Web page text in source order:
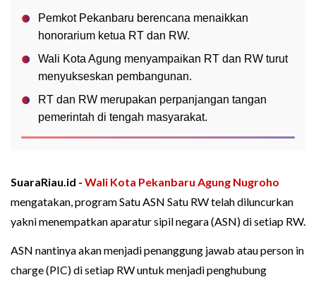
Pemkot Pekanbaru berencana menaikkan
honorarium ketua RT dan RW.
Wali Kota Agung menyampaikan RT dan RW turut
menyukseskan pembangunan.
RT dan RW merupakan perpanjangan tangan
pemerintah di tengah masyarakat.
SuaraRiau.id - Wali Kota Pekanbaru Agung Nugroho
mengatakan, program Satu ASN Satu RW telah diluncurkan
yakni menempatkan aparatur sipil negara (ASN) di setiap RW.
ASN nantinya akan menjadi penanggung jawab atau person in
charge (PIC) di setiap RW untuk menjadi penghubung